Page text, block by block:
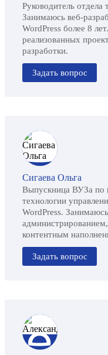
Руководитель
Занимаюсь веб-
WordPress более 8
реализованных
разработки.
Задать вопрос
Сигаева Ольга
Выпускница ВУЗа по
технологии
WordPress.
контентным
Задать вопрос